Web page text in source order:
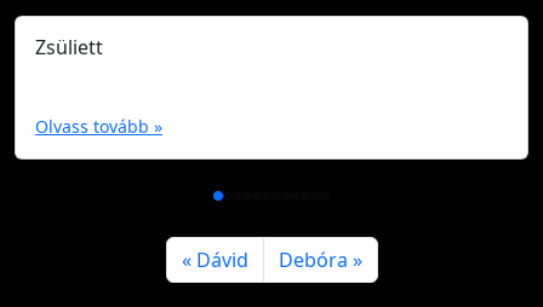
Zsüliett
Olvass tovább »
Dávid Debóra